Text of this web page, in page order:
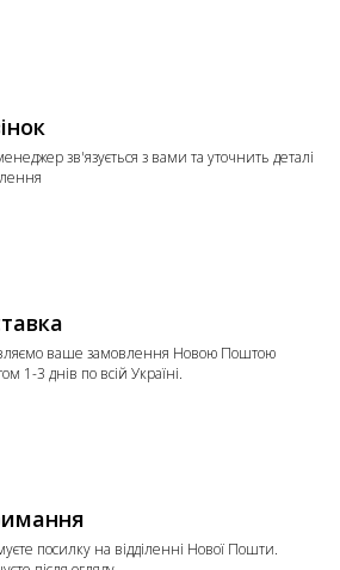
зв'язується з вами та уточнить деталі
ваше замовлення Новою Поштою
1-3 днів по всій Україні.
посилку на відділенні Нової Пошти.